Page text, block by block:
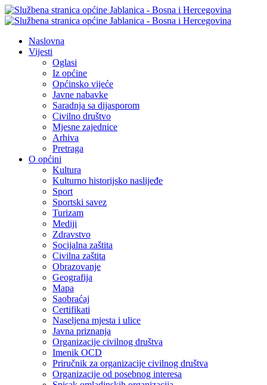
Naslovna
Vijesti
Oglasi
Iz općine
Općinsko vijeće
Javne nabavke
Saradnja sa dijasporom
Civilno društvo
Mjesne zajednice
Arhiva
Pretraga
O općini
Kultura
Kulturno historijsko naslijeđe
Sport
Sportski savez
Turizam
Mediji
Zdravstvo
Socijalna zaštita
Civilna zaštita
Obrazovanje
Geografija
Mapa
Saobraćaj
Certifikati
Naseljena mjesta i ulice
Javna priznanja
Organizacije civilnog društva
Imenik OCD
Priručnik za organizacije civilnog društva
Organizacije od posebnog interesa